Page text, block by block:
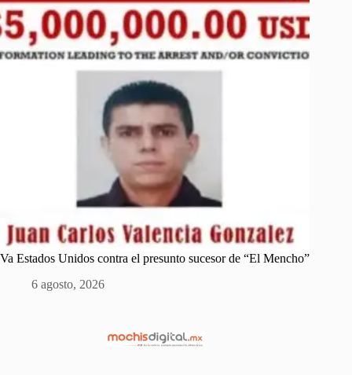
Va Estados Unidos contra el presunto sucesor de “El Mencho”
6 agosto, 2026